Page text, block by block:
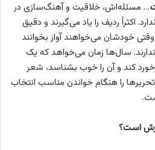
… مسئله‌اش، خلاقیت و آهنگ‌سازی در
اکثراً ردیف را یاد می‌گیرند و دقیق
خودشان می‌خواهند آواز بخوانند
سال‌ها زمان می‌خواهد که یک
کند و آن را خوب بشناسد، شعر
را هنگام خواندن مناسب انتخاب
است؟